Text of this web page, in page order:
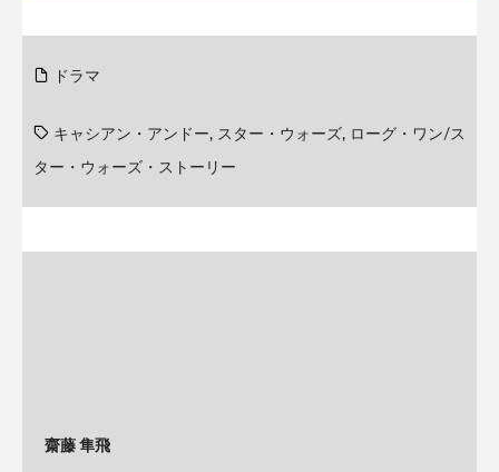
ドラマ
キャシアン・アンドー, スター・ウォーズ, ローグ・ワン/ス
ター・ウォーズ・ストーリー
齋藤 隼飛